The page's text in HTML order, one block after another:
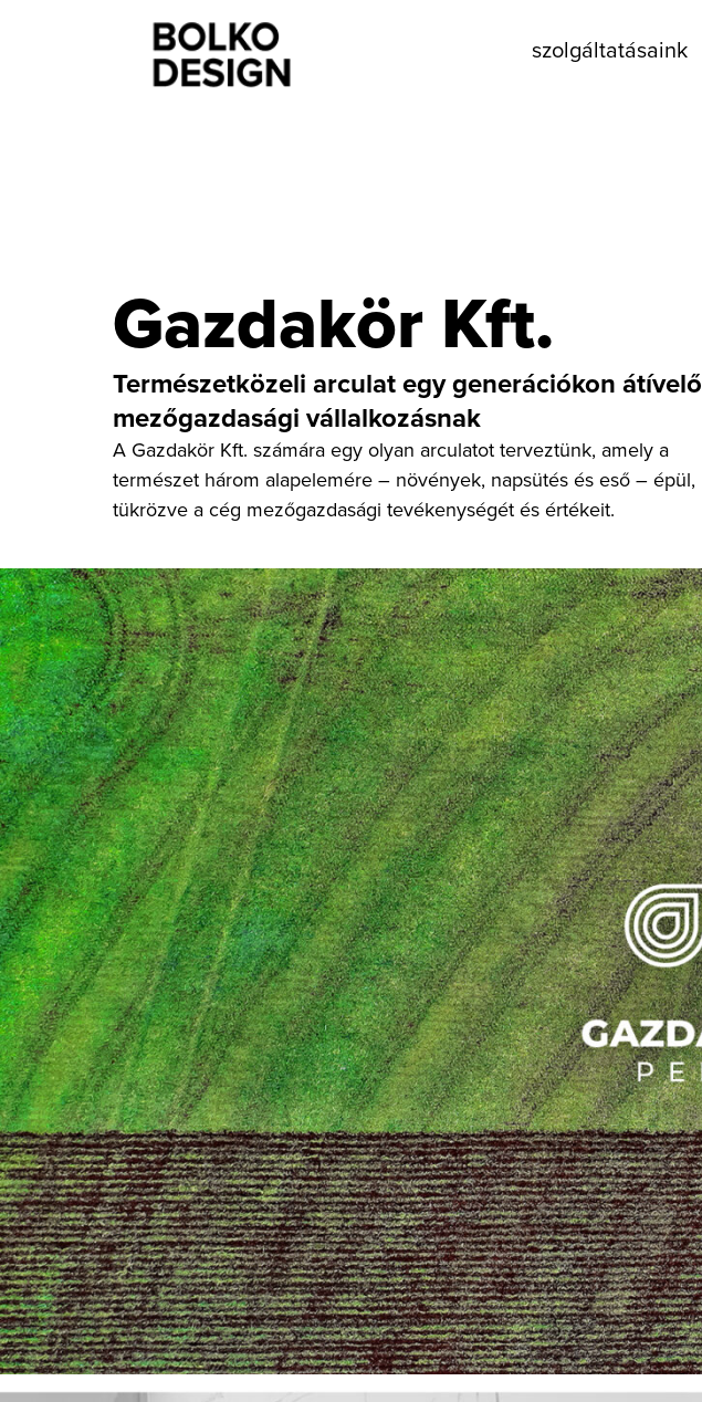
szolgáltatásaink
Gazdakör Kft.
Természetközeli arculat egy generációkon átívelő
mezőgazdasági vállalkozásnak
A Gazdakör Kft. számára egy olyan arculatot terveztünk, amely a
természet három alapelemére – növények, napsütés és eső – épül,
tükrözve a cég mezőgazdasági tevékenységét és értékeit.